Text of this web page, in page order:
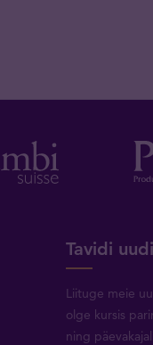
Tavidi
Liituge meie
olge kursis
ning